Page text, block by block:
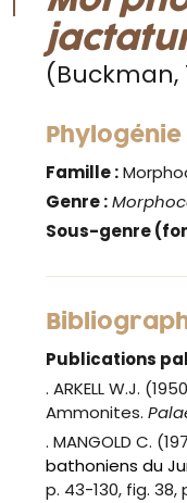
(Buckman,
Phylogénie
Famille :
Genre :
Sous-genre
Publications
. ARKELL W.J.
Ammonites.
. MANGOLD C.
bathoniens du
p. 43-130, fig. 38,